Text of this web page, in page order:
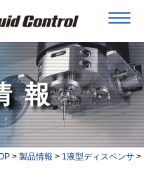
報
> 製品情報 > 1液型ディスペンサ >